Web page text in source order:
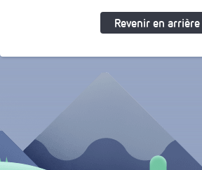
Revenir en arrière